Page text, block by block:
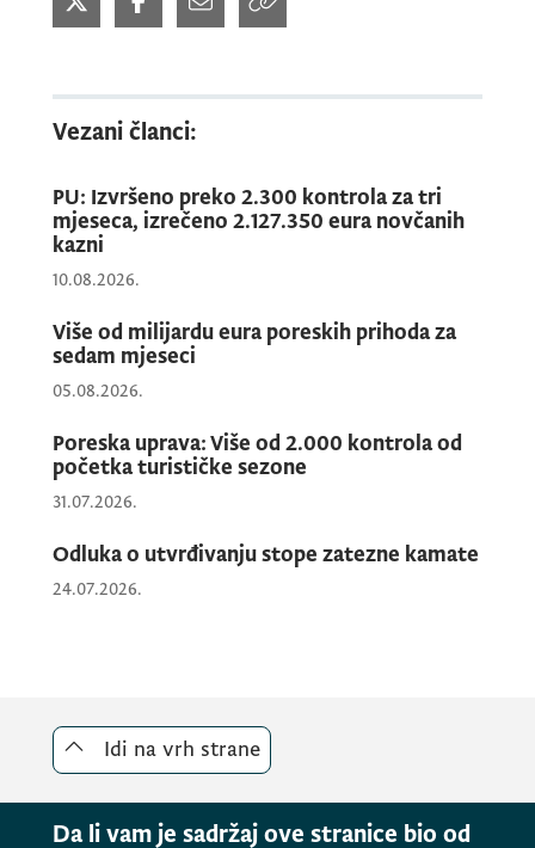
nepravilnosti pri čemu su najčešće bile
zaposlenih i obavljanje djelatnosti bez opšte
poreske registracije.
Po tom osnovu, uručeno je 186 prekršajnih
naloga i izrečeno 651.400 eura novčanih
Zaduženje po osnovu izdatih prekršajnih
naplaćeno 203.229 eura , odnosno 64%.
Naplata novčanih kazni odnosi se na one
prekršajnu odgovornost i platili izrečene
kazne u roku od 8 dana (umanjene za trećinu
vrše ciljane kontrole poreskih obveznika kod
kojih su tokom prošle godine utvrđeni
prekršaji ili za koje je poreski organ u
saznanju da ne evidentiraju promet i ne
Vezani članci:
PU: Izvršeno preko 2.300 kontrola za tri
mjeseca, izrečeno 2.127.350 eura novčanih
kazni
10.08.2026.
Više od milijardu eura poreskih prihoda za
sedam mjeseci
05.08.2026.
Poreska uprava: Više od 2.000 kontrola od
početka turističke sezone
31.07.2026.
Odluka o utvrđivanju stope zatezne kamate
24.07.2026.
Idi na vrh strane
Da li vam je sadržaj ove stranice bio od